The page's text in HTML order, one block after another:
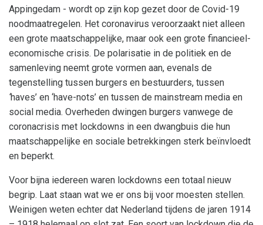
Appingedam - wordt op zijn kop gezet door de Covid-19
noodmaatregelen. Het coronavirus veroorzaakt niet alleen
een grote maatschappelijke, maar ook een grote financieel-
economische crisis. De polarisatie in de politiek en de
samenleving neemt grote vormen aan, evenals de
tegenstelling tussen burgers en bestuurders, tussen
‘haves’ en ‘have-nots’ en tussen de mainstream media en
social media. Overheden dwingen burgers vanwege de
coronacrisis met lockdowns in een dwangbuis die hun
maatschappelijke en sociale betrekkingen sterk beïnvloedt
en beperkt.
Voor bijna iedereen waren lockdowns een totaal nieuw
begrip. Laat staan wat we er ons bij voor moesten stellen.
Weinigen weten echter dat Nederland tijdens de jaren 1914